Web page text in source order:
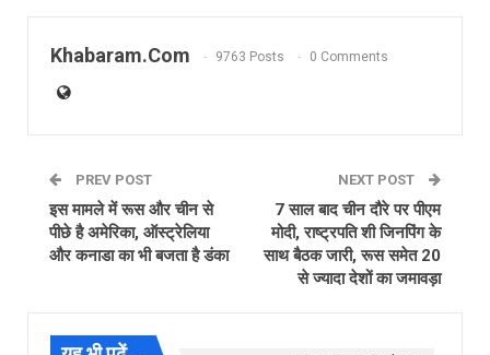
Khabaram.Com 9763 Posts 0 Comments
PREV POST
इस मामले में रूस और चीन से
पीछे है अमेरिका, ऑस्ट्रेलिया
और कनाडा का भी बजता है डंका
NEXT POST
7 साल बाद चीन दौरे पर पीएम
मोदी, राष्ट्रपति शी जिनपिंग के
साथ बैठक जारी, रूस समेत 20
से ज्यादा देशों का जमावड़ा